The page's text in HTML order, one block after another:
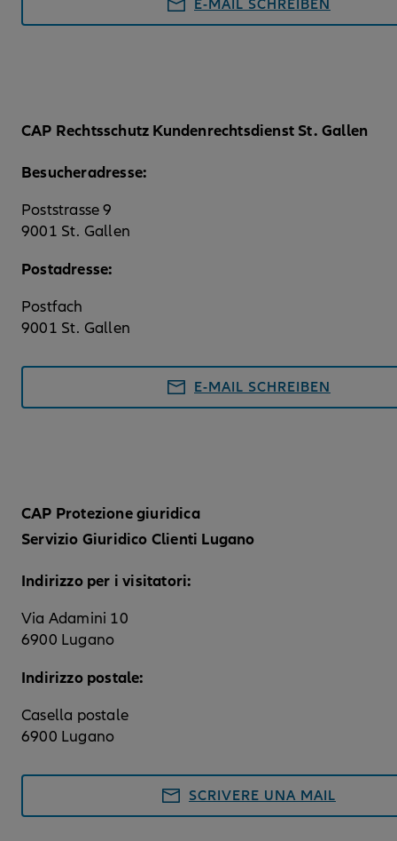
E-MAIL SCHREIBEN
CAP Rechtsschutz Kundenrechtsdienst St. Gallen
Besucheradresse:
Poststrasse 9
9001 St. Gallen
Postadresse:
Postfach
9001 St. Gallen
E-MAIL SCHREIBEN
CAP Protezione giuridica
Servizio Giuridico Clienti Lugano
Indirizzo per i visitatori:
Via Adamini 10
6900 Lugano
Indirizzo postale:
Casella postale
6900 Lugano
SCRIVERE UNA MAIL